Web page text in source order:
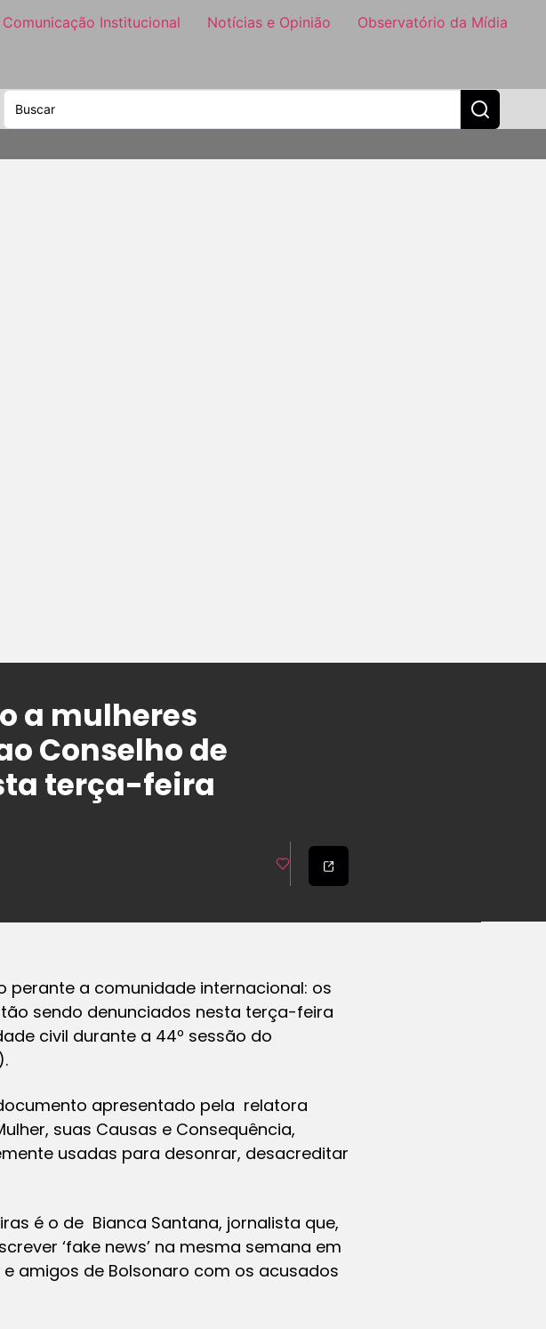
Comunicação Institucional Notícias e Opinião Observatório da Mídia
a mulheres
Conselho de
terça-feira
perante a comunidade internacional: os
sendo denunciados nesta terça-feira
civil durante a 44º sessão do
apresentado pela relatora
suas Causas e Consequência,
usadas para desonrar, desacreditar
é o de Bianca Santana, jornalista que,
‘fake news’ na mesma semana em
amigos de Bolsonaro com os acusados